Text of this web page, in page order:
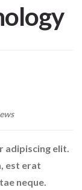
adipiscing elit.
est erat
neque.